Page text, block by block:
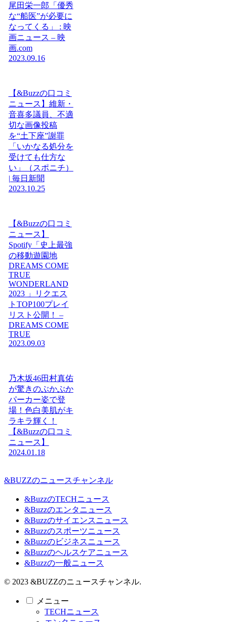
尾田栄一郎「優秀
な“船医”が必要に
なってくる」 : 映
画ニュース – 映
画.com
2023.09.16
【&Buzzの口コミ
ニュース】維新・
音喜多議員、不適
切な画像投稿
を“土下座”謝罪
「いかなる処分を
受けても仕方な
い」（スポニチ）
| 毎日新聞
2023.10.25
【&Buzzの口コミ
ニュース】
Spotify「史上最強
の移動遊園地
DREAMS COME
TRUE
WONDERLAND
2023 」リクエス
トTOP100プレイ
リスト公開！ –
DREAMS COME
TRUE
2023.09.03
乃木坂46田村真佑
が驚きのぶかぶか
パーカー姿で登
場！色白美肌がキ
ラキラ輝く！
【&Buzzの口コミ
ニュース】
2024.01.18
&BUZZのニュースチャンネル
&BuzzのTECHニュース
&Buzzのエンタニュース
&Buzzのサイエンスニュース
&Buzzのスポーツニュース
&Buzzのビジネスニュース
&Buzzのヘルスケアニュース
&Buzzの一般ニュース
© 2023 &BUZZのニュースチャンネル.
メニュー
TECHニュース